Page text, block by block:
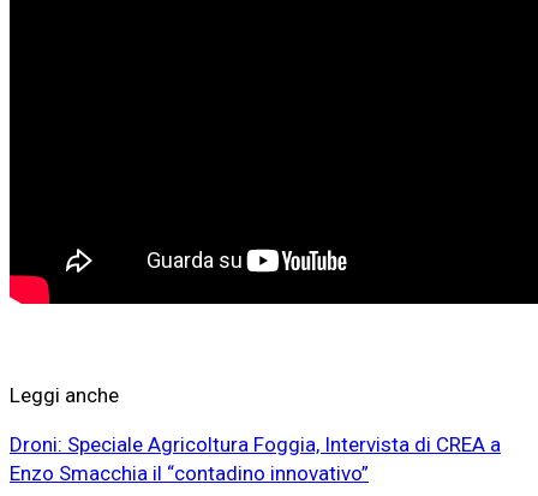
Leggi anche
Droni: Speciale Agricoltura Foggia, Intervista di CREA a
Enzo Smacchia il “contadino innovativo”